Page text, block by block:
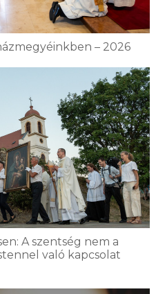
– 2026
A szentség nem a
való kapcsolat